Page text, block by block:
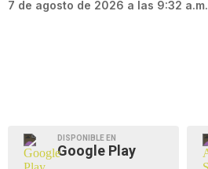
7 de agosto de 2026 a las 9:32 a.m.
DISPONIBLE EN
Google Play